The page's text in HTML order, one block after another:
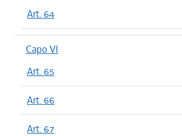
Art. 64
Capo VI
Art. 65
Art. 66
Art. 67